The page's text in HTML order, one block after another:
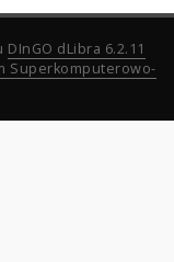
DInGO dLibra 6.2.11
Superkomputerowo-